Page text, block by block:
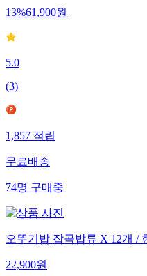
13%61,900원
5.0
(3)
1,857적립
무료배송
74명구매중
오뚜기밥 잡곡밥류 X 12개 /
22,900원